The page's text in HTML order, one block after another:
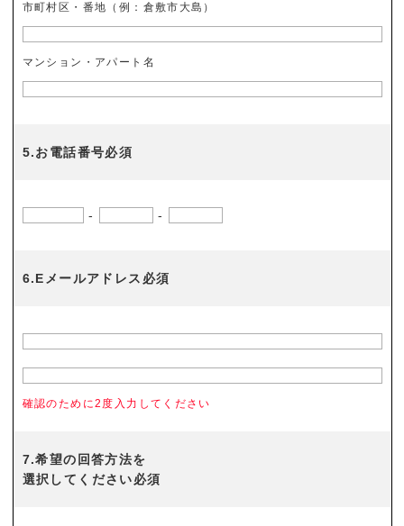
市町村区・番地（例：倉敷市大島）
マンション・アパート名
5.お電話番号必須
- -
6.Eメールアドレス必須
確認のために2度入力してください
7.希望の回答方法を
選択してください必須